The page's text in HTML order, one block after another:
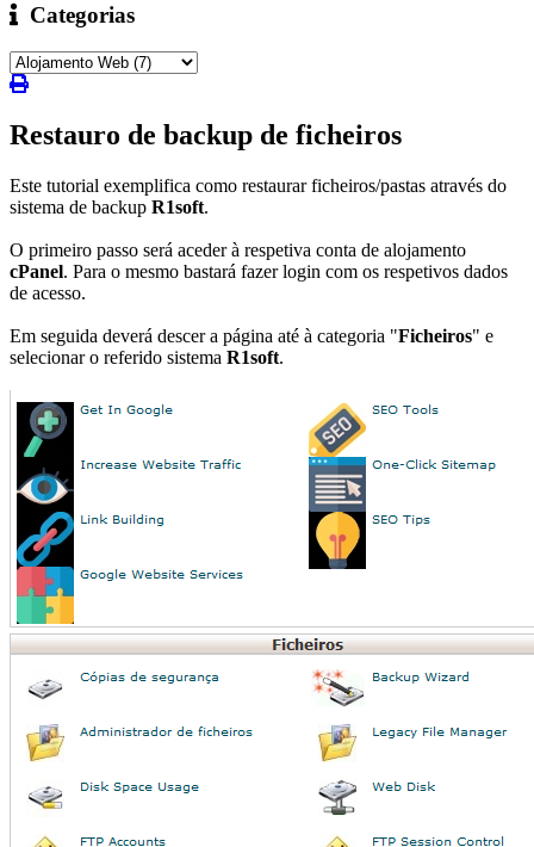
Categorias
Restauro de backup de ficheiros
Este tutorial exemplifica como restaurar ficheiros/pastas através do
sistema de backup R1soft.
O primeiro passo será aceder à respetiva conta de alojamento
cPanel. Para o mesmo bastará fazer login com os respetivos dados
de acesso.
Em seguida deverá descer a página até à categoria "Ficheiros" e
selecionar o referido sistema R1soft.